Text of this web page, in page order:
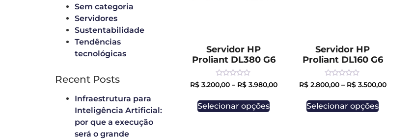
Sem categoria
Servidores
Sustentabilidade
Tendências
tecnológicas
Recent Posts
Infraestrutura para
Inteligência Artificial:
por que a execução
será o grande
Servidor HP
Proliant DL380 G6
Rated
0
of
5
R$3.200,00– R$3.980,00
Selecionar opções
Servidor HP
Proliant DL160 G6
Rated
0
of
5
R$2.800,00– R$3.500,00
Selecionar opções